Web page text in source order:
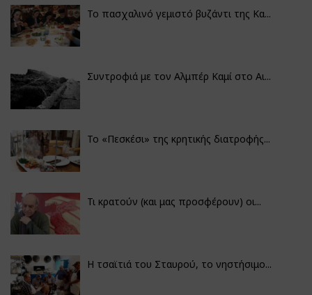
Το πασχαλινό γεμιστό βυζάντι της Κα...
Συντροφιά με τον Αλμπέρ Καμί στο Αι...
Το «Πεσκέσι» της κρητικής διατροφής...
Τι κρατούν (και μας προσφέρουν) οι...
Η τσαϊτιά του Σταυρού, το νηστήσιμο...